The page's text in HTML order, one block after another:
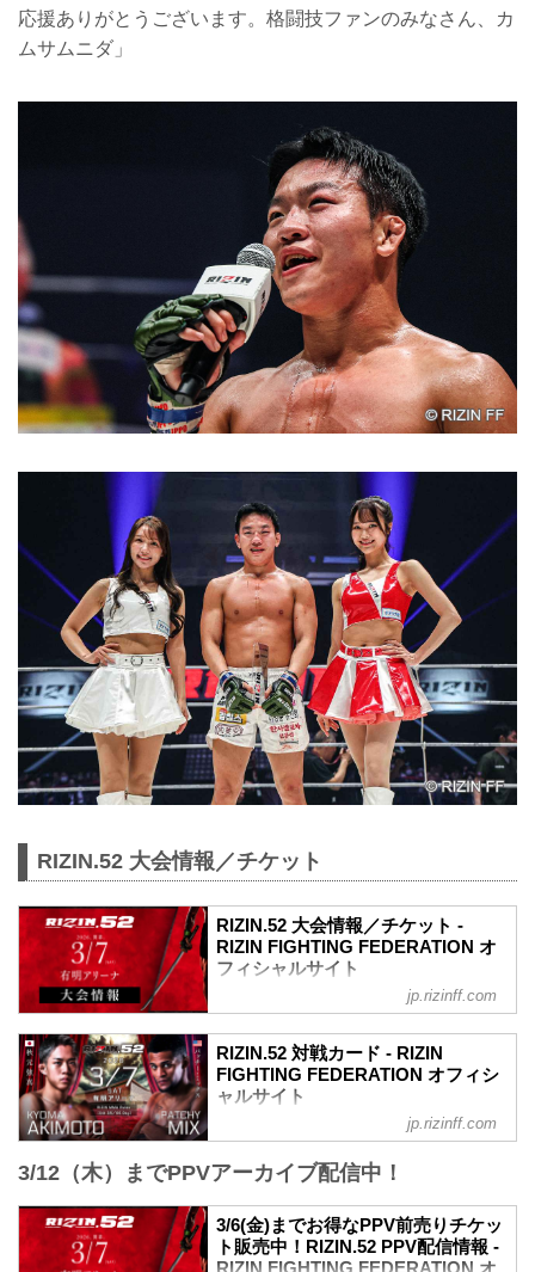
応援ありがとうございます。格闘技ファンのみなさん、カ
ムサムニダ」
RIZIN.52 大会情報／チケット
RIZIN.52 大会情報／チケット -
RIZIN FIGHTING FEDERATION オ
フィシャルサイト
【Trailer】RIZIN.52 | 秋元強真 vs. パッチ
ー・ミックス etc.
youtu.be
2026年3月7日（土）12:30開場／14:00開
始
会場
有明アリーナ
TOKYO ARIAKE ARENA｜「東京有明ア
jp.rizinff.com
RIZIN.52 対戦カード - RIZIN
FIGHTING FEDERATION オフィシ
ャルサイト
クス
秋元強真 vs. パッチー・ミックス
第11試合／ルイス・グスタボ vs. 桜庭大
世
jp.rizinff.com
3/12（木）までPPVアーカイブ配信中！
3/6(金)までお得なPPV前売りチケッ
ト販売中！RIZIN.52 PPV配信情報 -
RIZIN FIGHTING FEDERATION オ